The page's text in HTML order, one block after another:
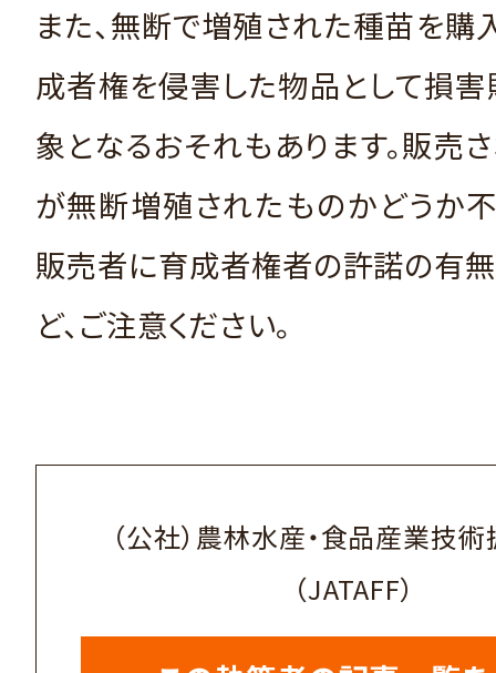
また、無断で増殖された種苗を購
成者権を侵害した物品として損
象となるおそれもあります。販売
が無断増殖されたものかどうか
販売者に育成者権者の許諾の有
ど、ご注意ください。
（公社）農林水産・食品産業技
（JATAFF）